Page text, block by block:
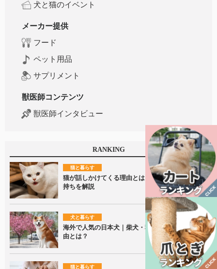
犬と猫のイベント
メーカー提供
フード
ペット用品
サプリメント
獣医師コンテンツ
獣医師インタビュー
RANKING
猫と暮らす
猫が話しかけてくる理由とは？鳴き声に隠れた気
持ちを解説
犬と暮らす
海外で人気の日本犬｜柴犬・秋田犬が愛される理
由とは？
猫と暮らす